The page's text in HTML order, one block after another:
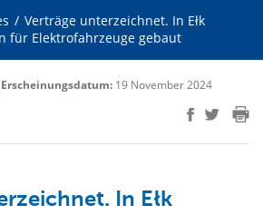
/ Verträge unterzeichnet. In Ełk
für Elektrofahrzeuge gebaut
Erscheinungsdatum: 19 November 2024
In Ełk